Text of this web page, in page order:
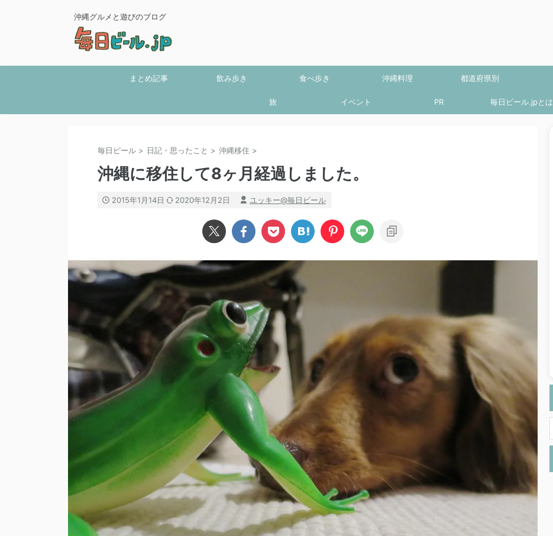
沖縄グルメと遊びのブログ
まとめ記事 飲み歩き 食べ歩き 沖縄料理 都道府県別
旅 イベント PR 毎日ビール.jpとは
毎日ビール > 日記・思ったこと > 沖縄移住 >
沖縄に移住して8ヶ月経過しました。
2015年1月14日 2020年12月2日 ユッキー@毎日ビール